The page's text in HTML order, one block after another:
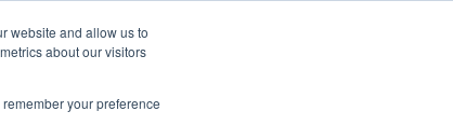
website and allow us to
about our visitors
your preference
Over ons Support